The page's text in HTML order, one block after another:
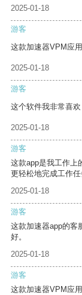
2025-01-18
游客
这款加速器VPM应
2025-01-18
游客
这个软件我非常喜欢
2025-01-18
游客
这款app是我工作上
更轻松地完成工作任
2025-01-18
游客
这款加速器app的客
好。
2025-01-18
游客
这款加速器VPM应